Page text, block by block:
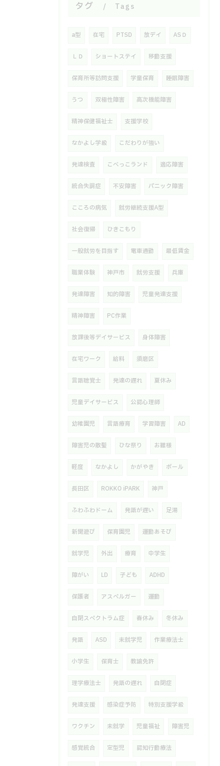
タグ Tags
a型 在宅 PTSD 放デイ ASＤ
ＬＤ ショートステイ 移動支援
保育所等訪問支援 学童保育 睡眠障害
うつ 双極性障害 高次機能障害
精神保健福祉士 支援学校
なかよし学級 こだわりが強い
発達検査 こべっこランド 適応障害
統合失調症 不安障害 パニック障害
こころの病気 就労継続支援A型
社会復帰 ひきこもり
一般就労を目指す 電車通勤 最低賃金
職業体験 神戸市 就労支援 兵庫
発達障害 知的障害 児童発達支援
精神障害 PC作業
放課後等デイサービス 身体障害
在宅ワーク 給料 須磨区
言語聴覚士 発達の遅れ 夏休み
児童デイサービス 公認心理師
幼稚園児 言語療育 学習障害 AD
障害児の散髪 ひな祭り お雛様
軽度 なかよし かがやき ボール
長田区 ROKKO iPARK 神戸
ふわふわドーム 発語が遅い 足湯
新聞遊び 保育園児 運動あそび
就学児 外出 療育 中学生
障がい LD 子ども ADHD
保護者 アスペルガー 運動
自閉スペクトラム症 春休み 冬休み
発語 ASD 未就学児 作業療法士
小学生 保育士 教諭免許
理学療法士 発語の遅れ 自閉症
発達支援 感染症予防 特別支援学級
ワクチン 未就学 児童福祉 障害児
感覚統合 定型児 認知行動療法